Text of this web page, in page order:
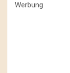
Werbung